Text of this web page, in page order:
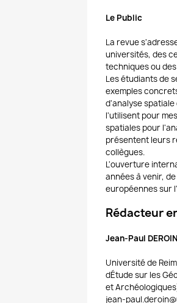
Le Public
La revue
universités, des
techniques ou
Les étudiants de
exemples
d'analyse
l'utilisent pour
spatiales pour
présentent leurs
collègues.
L'ouverture
années à venir,
européennes sur
Rédacteur
Jean-Paul DEROIN
Université de
dÉtude sur les
et
jean-